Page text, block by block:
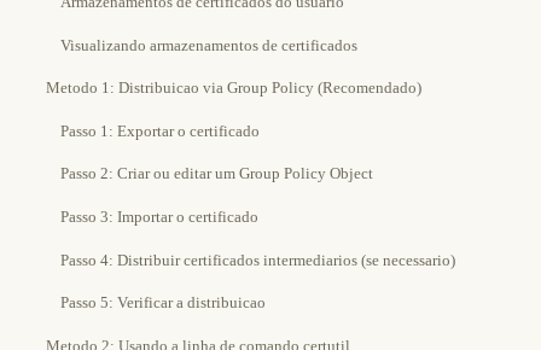
Visualizando armazenamentos de certificados
Metodo 1: Distribuicao via Group Policy (Recomendado)
Passo 1: Exportar o certificado
Passo 2: Criar ou editar um Group Policy Object
Passo 3: Importar o certificado
Passo 4: Distribuir certificados intermediarios (se necessario)
Passo 5: Verificar a distribuicao
Metodo 2: Usando a linha de comando certutil